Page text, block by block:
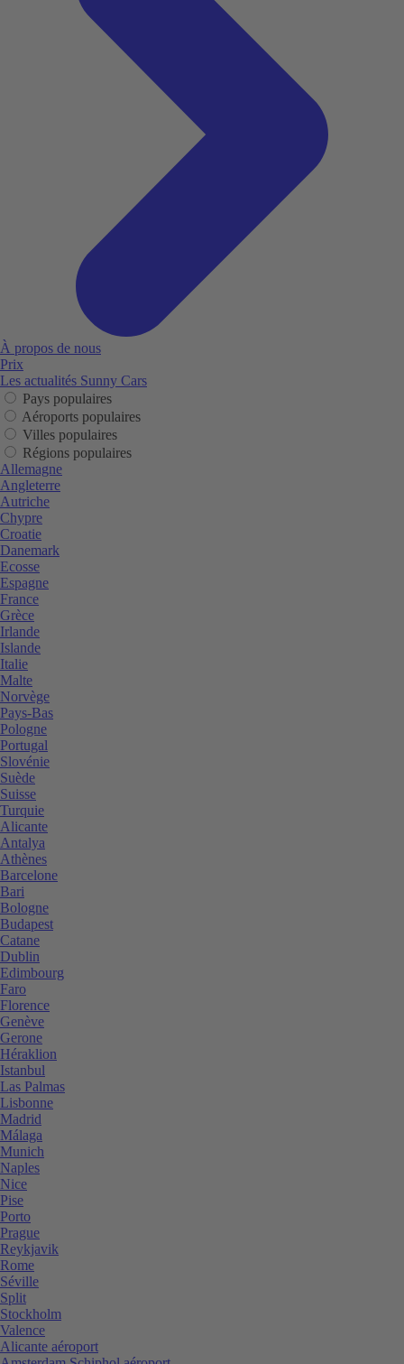
À propos de nous
Prix
Les actualités Sunny Cars
Pays populaires
Aéroports populaires
Villes populaires
Régions populaires
Allemagne
Angleterre
Autriche
Chypre
Croatie
Danemark
Ecosse
Espagne
France
Grèce
Irlande
Islande
Italie
Malte
Norvège
Pays-Bas
Pologne
Portugal
Slovénie
Suède
Suisse
Turquie
Alicante
Antalya
Athènes
Barcelone
Bari
Bologne
Budapest
Catane
Dublin
Edimbourg
Faro
Florence
Genève
Gerone
Héraklion
Istanbul
Las Palmas
Lisbonne
Madrid
Málaga
Munich
Naples
Nice
Pise
Porto
Prague
Reykjavik
Rome
Séville
Split
Stockholm
Valence
Alicante aéroport